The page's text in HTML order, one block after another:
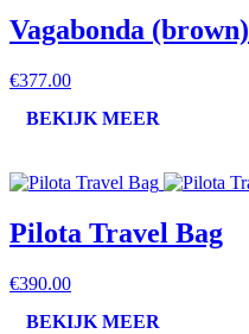
Vagabonda (brown)
€377.00
BEKIJK MEER
Pilota Travel Bag
€390.00
BEKIJK MEER